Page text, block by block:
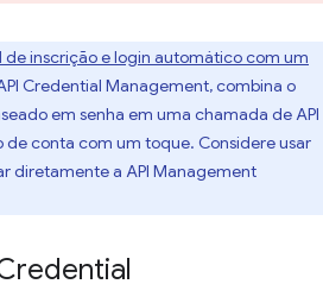
de inscrição e login automático com um
Credential Management, combina o
em senha em uma chamada de API
conta com um toque. Considere usar
diretamente a API Management